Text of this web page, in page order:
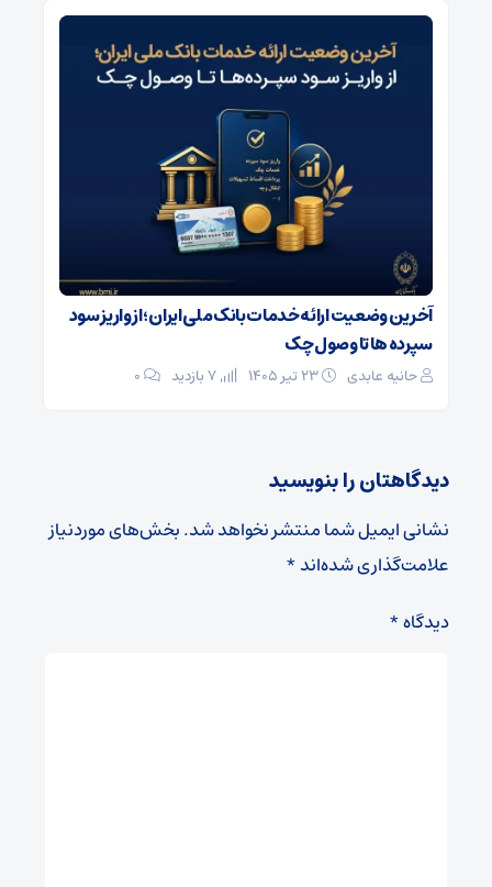
آخرین وضعیت ارائه خدمات بانک ملی ایران؛ از واریز سود
سپرده ها تا وصول چک
حانیه عابدی ۰
دیدگاهتان را بنویسید
نشانی ایمیل شما منتشر نخواهد شد.بخش‌های موردنیاز
علامت‌گذاری شده‌اند*
دیدگاه*